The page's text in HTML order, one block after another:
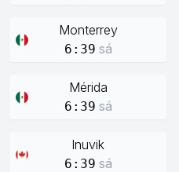
Monterrey
6:39 sá
Mérida
6:39 sá
Inuvik
6:39 sá